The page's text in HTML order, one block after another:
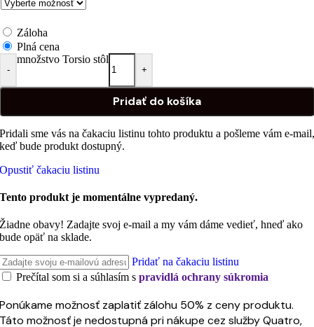
Záloha
Plná cena
-
množstvo Torsio stôl
+
Pridať do košíka
Pridali sme vás na čakaciu listinu tohto produktu a pošleme vám e-mail,
keď bude produkt dostupný.
Opustiť čakaciu listinu
Tento produkt je momentálne vypredaný.
Žiadne obavy! Zadajte svoj e-mail a my vám dáme vedieť, hneď ako
bude opäť na sklade.
Pridať na čakaciu listinu
Prečítal som si a súhlasím s pravidlá ochrany súkromia
Ponúkame možnosť zaplatiť zálohu 50% z ceny produktu.
Táto možnosť je nedostupná pri nákupe cez služby Quatro,